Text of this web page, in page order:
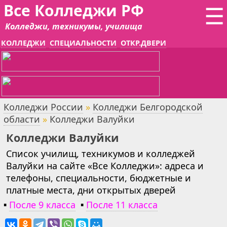
☰
Все Колледжи РФ
Колледжи, техникумы, училища
КОЛЛЕДЖИ СПЕЦИАЛЬНОСТИ ОТКР.ДВЕРИ
Колледжи России » Колледжи Белгородской
области » Колледжи Валуйки
Колледжи Валуйки
Список училищ, техникумов и колледжей
Валуйки на сайте «Все Колледжи»: адреса и
телефоны, специальности, бюджетные и
платные места, дни открытых дверей
▪ После 9 класса ▪ После 11 класса